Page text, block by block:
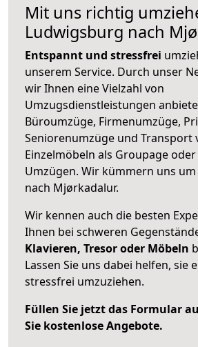
Mit uns richtig
Ludwigsburg nach
Entspannt und stressfrei
unserem Service. Durch unser
wir Ihnen eine Vielzahl von
Umzugsdienstleistungen
Büroumzüge, Firmenumzüge,
Seniorenumzüge und Transport
Einzelmöbeln als Groupage
Umzügen. Wir kümmern uns
nach Mjørkadalur.
Wir kennen auch die besten
Ihnen bei schweren
Klavieren, Tresor oder Möbeln
Lassen Sie uns dabei helfen, sie
stressfrei umzuziehen.
Füllen Sie jetzt das Formular
Sie kostenlose Angebote.